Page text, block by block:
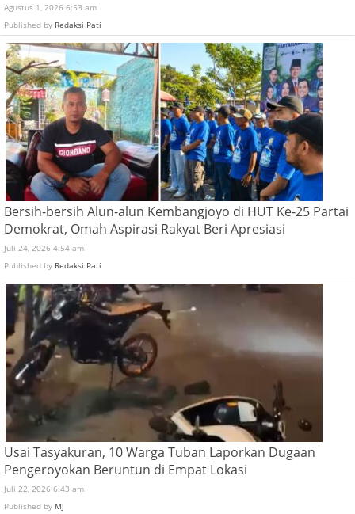
Agustus 1, 2026 6:53 am
Published by Redaksi Pati
Bersih-bersih Alun-alun Kembangjoyo di HUT Ke-25 Partai
Demokrat, Omah Aspirasi Rakyat Beri Apresiasi
Juli 24, 2026 4:54 am
Published by Redaksi Pati
Usai Tasyakuran, 10 Warga Tuban Laporkan Dugaan
Pengeroyokan Beruntun di Empat Lokasi
Juli 22, 2026 6:43 am
Published by MJ